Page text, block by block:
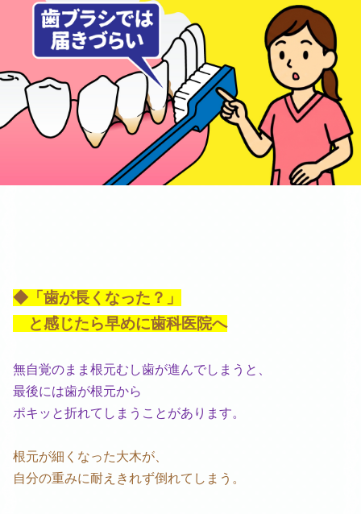
◆「歯が長くなった？」
と感じたら早めに歯科医院へ
無自覚のまま根元むし歯が進んでしまうと、
最後には歯が根元から
ポキッと折れてしまうことがあります。
根元が細くなった大木が、
自分の重みに耐えきれず倒れてしまう。